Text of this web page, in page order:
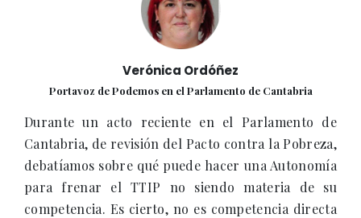
Verónica Ordóñez
Portavoz de Podemos en el Parlamento de Cantabria
Durante un acto reciente en el Parlamento de
Cantabria, de revisión del Pacto contra la Pobreza,
debatíamos sobre qué puede hacer una Autonomía
para frenar el TTIP no siendo materia de su
competencia. Es cierto, no es competencia directa